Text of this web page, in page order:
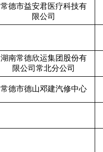
常德市益安君医疗科技有
限公司
湖南常德欣运集团股份有
限公司常北分公司
常德市德山邓建汽修中心